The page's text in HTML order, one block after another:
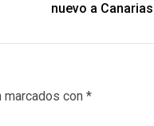
nuevo a Canarias
con *